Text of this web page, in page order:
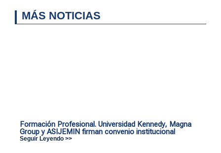
MÁS NOTICIAS
Formación Profesional. Universidad Kennedy, Magna
Group y ASIJEMIN firman convenio institucional
Seguir Leyendo >>